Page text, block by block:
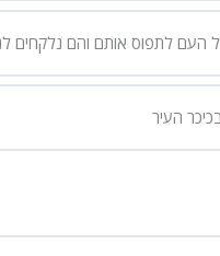
העם לתפוס אותם והם נלקחים
העיר